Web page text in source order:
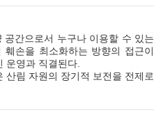
간으로서 누구나 이용할 수 있는
손을 최소화하는 방향의 접근이
운영과 직결된다.
산림 자원의 장기적 보전을 전제로